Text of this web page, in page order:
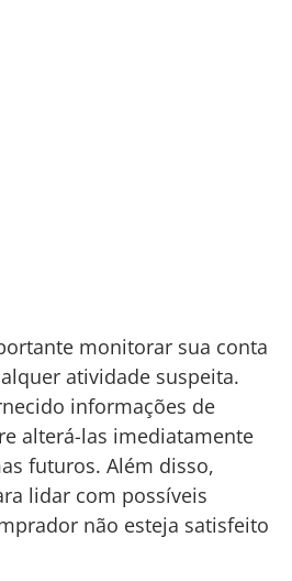
monitorar sua conta
atividade suspeita.
informações de
alterá-las imediatamente
futuros. Além disso,
lidar com possíveis
não esteja satisfeito